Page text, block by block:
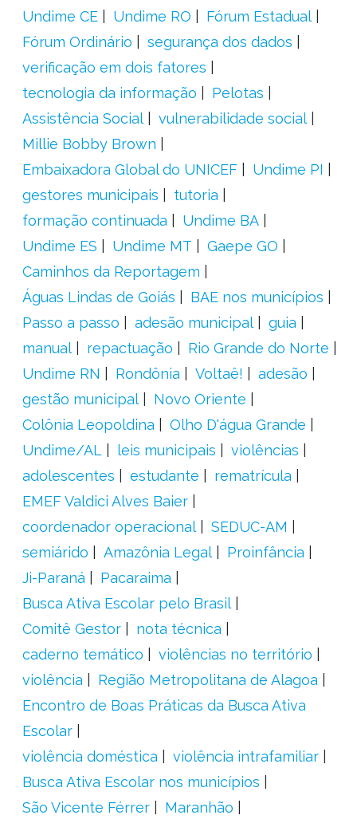
Undime CE
Undime RO
Fórum Estadual
Fórum Ordinário
segurança dos dados
verificação em dois fatores
tecnologia da informação
Pelotas
Assistência Social
vulnerabilidade social
Millie Bobby Brown
Embaixadora Global do UNICEF
Undime PI
gestores municipais
tutoria
formação continuada
Undime BA
Undime ES
Undime MT
Gaepe GO
Caminhos da Reportagem
Águas Lindas de Goiás
BAE nos municípios
Passo a passo
adesão municipal
guia
manual
repactuação
Rio Grande do Norte
Undime RN
Rondônia Voltaê!
adesão
gestão municipal
Novo Oriente
Colônia Leopoldina
Olho D'água Grande
Undime/AL
leis municipais
violências
adolescentes
estudante
rematrícula
EMEF Valdici Alves Baier
coordenador operacional
SEDUC-AM
semiárido
Amazônia Legal
Proinfância
Ji-Paraná
Pacaraima
Busca Ativa Escolar pelo Brasil
Comitê Gestor
nota técnica
caderno temático
violências no território
violência
Região Metropolitana de Alagoa
Encontro de Boas Práticas da Busca Ativa
Escolar
violência doméstica
violência intrafamiliar
Busca Ativa Escolar nos municípios
São Vicente Férrer
Maranhão